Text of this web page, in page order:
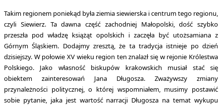
Takim regionem poniekąd była ziemia siewierska i centrum tego regionu,
czyli Siewierz. Ta dawna część zachodniej Małopolski, dość szybko
przeszła pod władzę książąt opolskich i zaczęła być utożsamiana z
Górnym Śląskiem. Dodajmy zresztą, że ta tradycja istnieje po dzień
dzisiejszy. W połowie XV wieku region ten znalazł się w rejonie Królestwa
Polskiego. Jako własność biskupów krakowskich musiał stać się
obiektem zainteresowań Jana Długosza. Zważywszy zmiany
przynależności politycznej, o której wspomniałem, musimy postawić
sobie pytanie, jaka jest wartość narracji Długosza na temat wykupu